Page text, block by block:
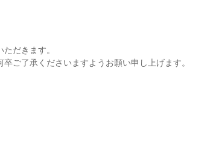
だきます。
ご了承くださいますようお願い申し上げます。